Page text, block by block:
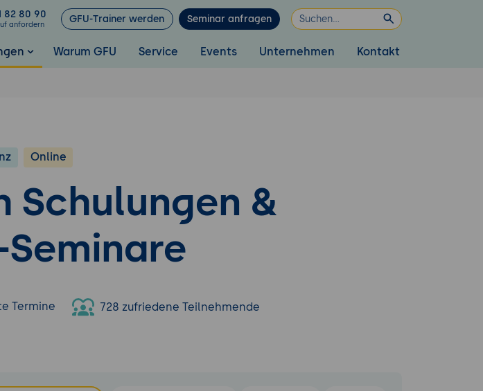
82 80 90
anfordern GFU-Trainer werden Seminar anfragen
Warum GFU Service Events Unternehmen Kontakt
Online
Schulungen &
Termine 728 zufriedene Teilnehmende